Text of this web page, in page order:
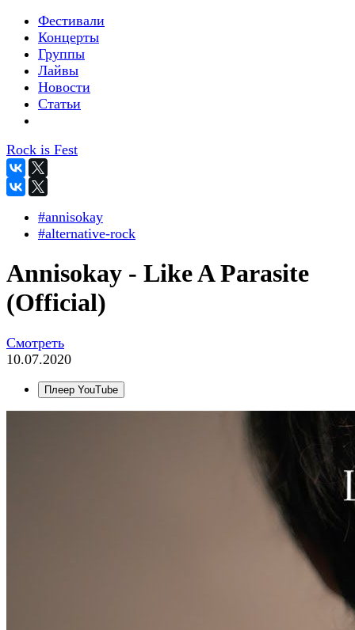
Фестивали
Концерты
Группы
Лайвы
Новости
Статьи
Rock is Fest
#annisokay
#alternative-rock
Annisokay - Like A Parasite
(Official)
Смотреть
10.07.2020
Плеер YouTube